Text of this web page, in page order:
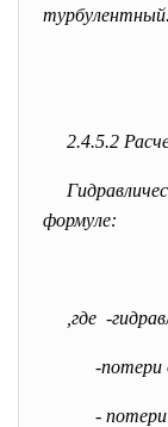
турбулентный.
2.4.5.2
формуле:
,где -
-потери
- потери